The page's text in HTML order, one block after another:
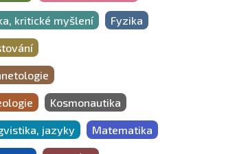
kritické myšlení Fyzika
Kosmonautika
jazyky Matematika